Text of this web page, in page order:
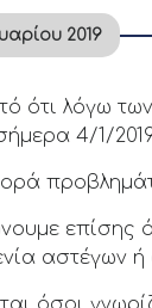
2019
ότι λόγω
4/1/
επίσης
αστέγων